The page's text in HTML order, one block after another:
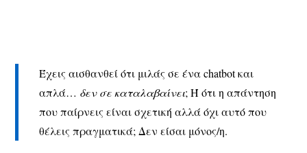
Έχεις αισθανθεί ότι μιλάς σε ένα chatbot και
απλά… δεν σε καταλαβαίνει; Ή ότι η απάντηση
που παίρνεις είναι σχετική αλλά όχι αυτό που
θέλεις πραγματικά; Δεν είσαι μόνος/η.